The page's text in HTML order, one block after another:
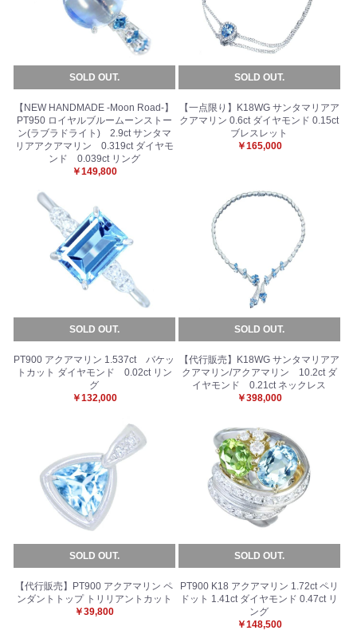
SOLD OUT.
【NEW HANDMADE -Moon Road-】
PT950 ロイヤルブルームーンストー
ン(ラブラドライト) 2.9ct サンタマ
リアアクアマリン 0.319ct ダイヤモ
ンド 0.039ct リング
￥149,800
SOLD OUT.
【一点限り】K18WG サンタマリアア
クアマリン 0.6ct ダイヤモンド 0.15ct
ブレスレット
￥165,000
SOLD OUT.
PT900 アクアマリン 1.537ct バケッ
トカット ダイヤモンド 0.02ct リン
グ
￥132,000
SOLD OUT.
【代行販売】K18WG サンタマリアア
クアマリン/アクアマリン 10.2ct ダ
イヤモンド 0.21ct ネックレス
￥398,000
SOLD OUT.
【代行販売】PT900 アクアマリン ペ
ンダントトップ トリリアントカット
￥39,800
SOLD OUT.
PT900 K18 アクアマリン 1.72ct ペリ
ドット 1.41ct ダイヤモンド 0.47ct リ
ング
￥148,500